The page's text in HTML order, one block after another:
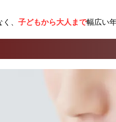
、 子どもから大人まで幅広い